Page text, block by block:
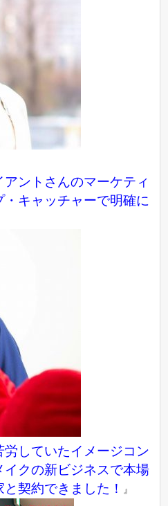
アントさんのマーケティ
キャッチャーで明確に
していたイメージコン
クの新ビジネスで本場
契約できました！
』